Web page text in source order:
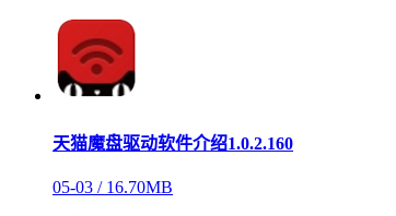
天猫魔盘驱动软件介绍1.0.2.160
05-03 / 16.70MB